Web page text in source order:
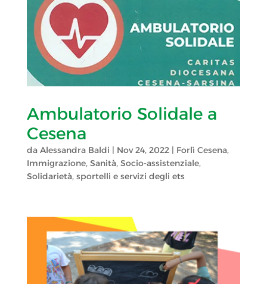
Ambulatorio Solidale a
Cesena
da Alessandra Baldi Nov 24, 2022| Forlì Cesena,
Immigrazione, Sanità, Socio-assistenziale,
Solidarietà, sportelli e servizi degli ets